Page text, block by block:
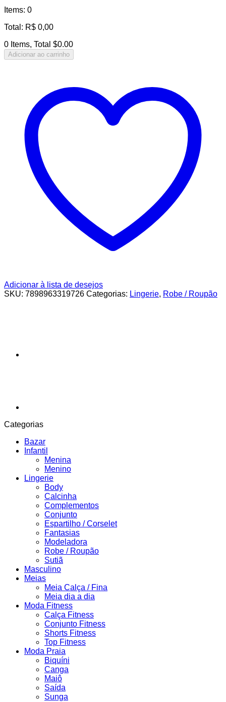
Items: 0
Total : R$ 0,00
0 Items, Total $0.00
Adicionar ao carrinho
Adicionar à lista de desejos
SKU: 7898963319726 Categorias: Lingerie, Robe / Roupão
Categorias
Bazar
Infantil
Menina
Menino
Lingerie
Body
Calcinha
Complementos
Conjunto
Espartilho / Corselet
Fantasias
Modeladora
Robe / Roupão
Sutiã
Masculino
Meias
Meia Calça / Fina
Meia dia a dia
Moda Fitness
Calça Fitness
Conjunto Fitness
Shorts Fitness
Top Fitness
Moda Praia
Biquíni
Canga
Maiô
Saída
Sunga